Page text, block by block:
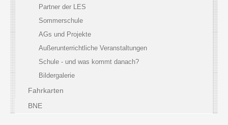
Partner der LES
Sommerschule
AGs und Projekte
Außerunterrichtliche Veranstaltungen
Schule - und was kommt danach?
Bildergalerie
Fahrkarten
BNE